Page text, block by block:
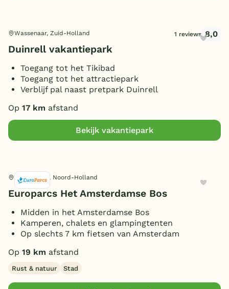
Wassenaar, Zuid-Holland 1 reviews 8,0
Duinrell vakantiepark
Toegang tot het Tikibad
Toegang tot het attractiepark
Verblijf pal naast pretpark Duinrell
Op 17 km afstand
Bekijk vakantiepark
Amstelveen, Noord-Holland
Europarcs Het Amsterdamse Bos
Midden in het Amsterdamse Bos
Kamperen, chalets en glampingtenten
Op slechts 7 km fietsen van Amsterdam
Op 19 km afstand
Rust & natuur Stad